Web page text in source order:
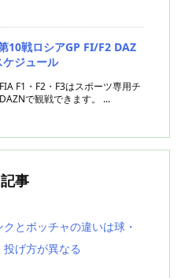
10戦ロシアGP FI/F2 DAZ
ジュール
F1・F2・F3はスポーツ専用チ
で観戦できます。 ...
事
クとボッチャの違いは球・
投げ方が異なる